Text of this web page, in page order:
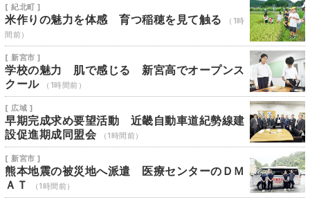
[ 紀北町 ]
米作りの魅力を体感 育つ稲穂を見て触る
（1時
間前）
[ 新宮市 ]
学校の魅力 肌で感じる 新宮高でオープンス
クール
（1時間前）
[ 広域 ]
早期完成求め要望活動 近畿自動車道紀勢線建
設促進期成同盟会
（1時間前）
[ 新宮市 ]
熊本地震の被災地へ派遣 医療センターのＤＭ
ＡＴ
（1時間前）